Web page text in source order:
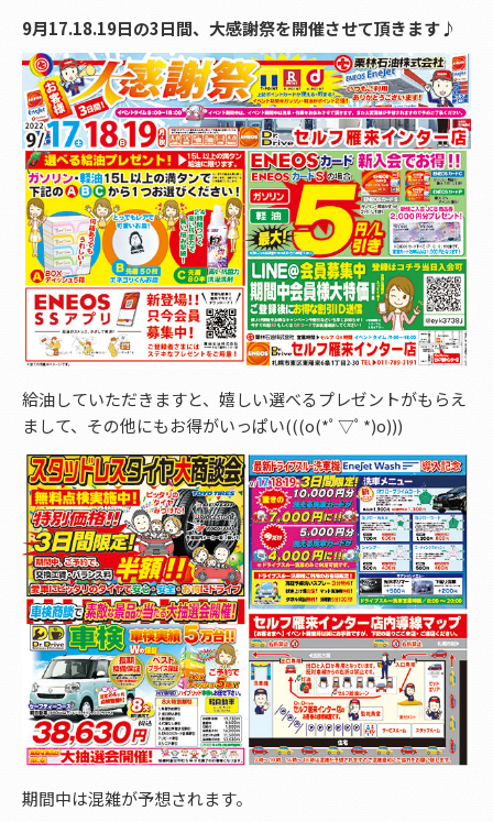
9月17.18.19日の3日間、大感謝祭を開催させて頂きます♪
給油していただきますと、嬉しい選べるプレゼントがもらえ
まして、その他にもお得がいっぱい(((o(*ﾟ▽ﾟ*)o)))
期間中は混雑が予想されます。